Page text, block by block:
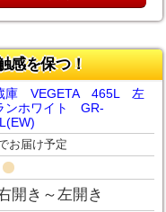
感を保つ！
庫 VEGETA 465L 左
ホワイト GR-
お届け予定
開き～左開き